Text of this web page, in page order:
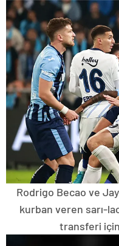
Rodrigo Becao ve
kurban veren sarı-
transferi